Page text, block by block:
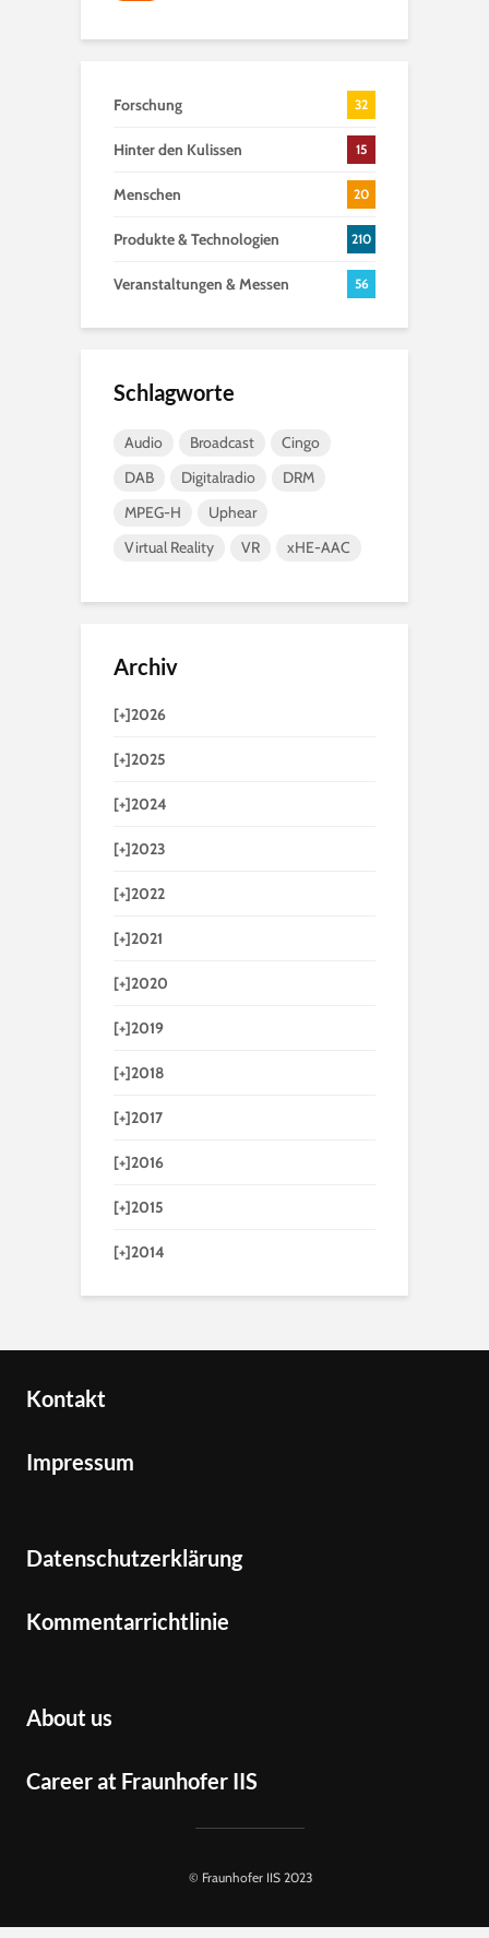
Forschung 32
Hinter den Kulissen 15
Menschen 20
Produkte & Technologien 210
Veranstaltungen & Messen 56
Schlagworte
Audio Broadcast
Cingo
DAB
Digitalradio
DRM
MPEG-H
Uphear
Virtual Reality
VR xHE-AAC
Archiv
[+]2026
[+]2025
[+]2024
[+]2023
[+]2022
[+]2021
[+]2020
[+]2019
[+]2018
[+]2017
[+]2016
[+]2015
[+]2014
Kontakt
Impressum
Datenschutzerklärung
Kommentarrichtlinie
About us
Career at Fraunhofer IIS
© Fraunhofer IIS 2023